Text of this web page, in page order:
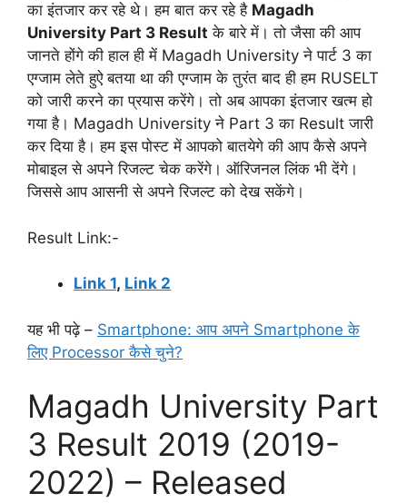
का इंतजार कर रहे थे। हम बात कर रहे है Magadh
University Part 3 Result के बारे में। तो जैसा की आप
जानते होंगे की हाल ही में Magadh University ने पार्ट 3 का
एग्जाम लेते हुऐ बतया था की एग्जाम के तुरंत बाद ही हम RUSELT
को जारी करने का प्रयास करेंगे। तो अब आपका इंतजार खत्म हो
गया है। Magadh University ने Part 3 का Result जारी
कर दिया है। हम इस पोस्ट में आपको बातयेगे की आप कैसे अपने
मोबाइल से अपने रिजल्ट चेक करेंगे। ऑरिजनल लिंक भी देंगे।
जिससे आप आसनी से अपने रिजल्ट को देख सकेंगे।
Result Link:-
Link 1, Link 2
यह भी पढ़े – Smartphone: आप अपने Smartphone के
लिए Processor कैसे चुने?
Magadh University Part
3 Result 2019 (2019-
2022) – Released